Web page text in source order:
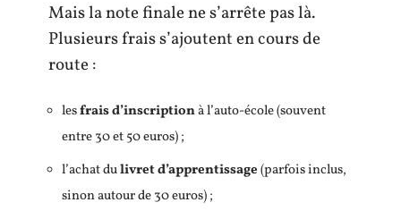
Mais la note finale ne s’arrête pas là.
Plusieurs frais s’ajoutent en cours de
route :
lesfrais d’inscriptionà l’auto-école (souvent
entre 30 et 50 euros) ;
l’achat dulivret d’apprentissage(parfois inclus,
sinon autour de 30 euros) ;